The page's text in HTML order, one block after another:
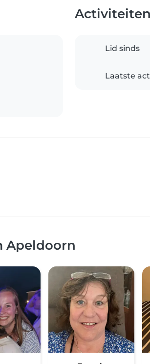
Activiteiten
Lid sinds
Laatste
Apeldoorn